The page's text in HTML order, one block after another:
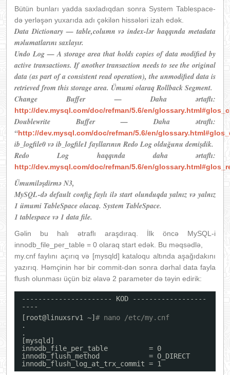
Bütün bunları yadda saxladıqdan sonra System Tablespace-
də yerləşən yuxarıda adı çəkilən hissələri izah edək.
Data Dictionary — table,column və index-lər haqqında metadata
məlumatlarını saxlayır.
Undo Log — A storage area that holds copies of data modified by
active transactions. If another transaction needs to see the original
data (as part of a consistent read operation), the unmodified data is
retrieved from this storage area. Ümumi olaraq Rollback Segment.
Change Buffer — Daha ərtaflı:
http://dev.mysql.com/doc/refman/5.6/en/
Doublewrite Buffer — Daha ətraflı:
“http://dev.mysql.com/doc/refman/5.6/en/
ib_logfile0 və ib_logfile1 fayllarının Redo Log olduğunu demişdik.
Redo Log haqqında daha ərtaflı:
http://dev.mysql.com/doc/refman/5.6/en/
Ümumiləşdirmə N3,
MySQL-də default config faylı ilə start olunduqda yalnız və yalnız
1 ümumi TableSpace olacaq. System TableSpace.
1 tablespace və 1 data file.
Gəlin bu halı ətraflı araşdıraq. İlk öncə MySQL-i
innodb_file_per_table = 0 olaraq start edək. Bu məqsədlə,
my.cnf faylını açırıq və [mysqld] kataloqu altında aşağıdakını
yazırıq. Həmçinin hər bir commit-dən sonra dərhal data fayla
flush olunması üçün biz əlavə 2 parameter də təyin edirik:
---------------------- KOD ------------------
----
[root@linuxsrv1 ~] # nano /etc/my.cnf
.
.
[mysqld]
innodb_file_per_table          = 0
innodb_flush_method            = O_DIRECT
innodb_flush_log_at_trx_commit = 1